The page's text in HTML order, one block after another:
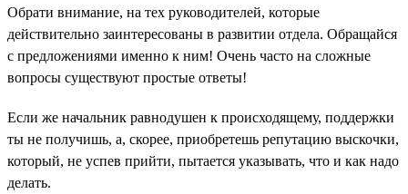
Обрати внимание, на тех руководителей, которые
действительно заинтересованы в развитии отдела. Обращайся
с предложениями именно к ним! Очень часто на сложные
вопросы существуют простые ответы!
Если же начальник равнодушен к происходящему, поддержки
ты не получишь, а, скорее, приобретешь репутацию выскочки,
который, не успев прийти, пытается указывать, что и как надо
делать.